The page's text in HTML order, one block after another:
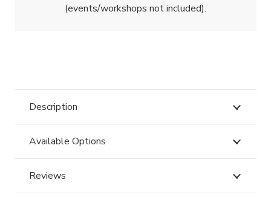
(events/workshops not included).
Description
Available Options
Reviews